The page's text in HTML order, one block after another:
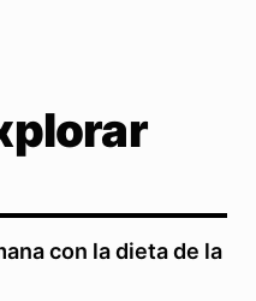
con la dieta de la